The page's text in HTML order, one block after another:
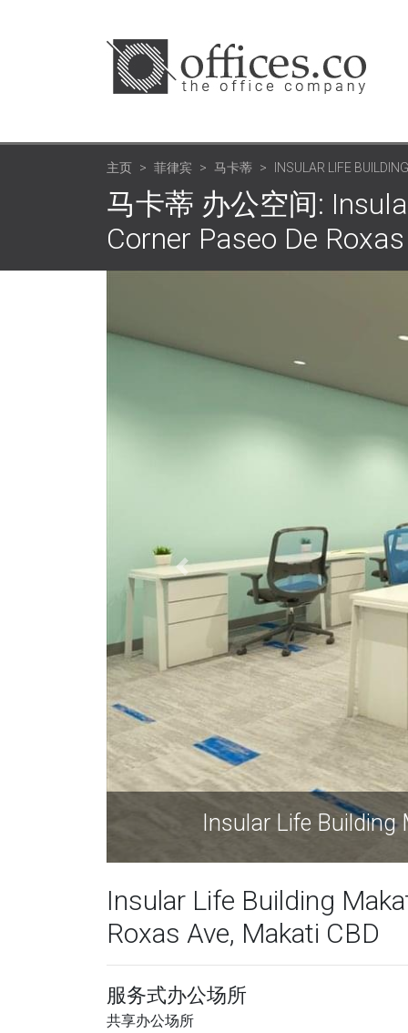
主页 菲律宾 马卡蒂 INSULAR LIFE
马卡蒂 办公空间:
Corner Paseo De
Insular Life Building
Insular Life Building
Roxas Ave, Makati CBD
服务式办公场所
共享办公场所